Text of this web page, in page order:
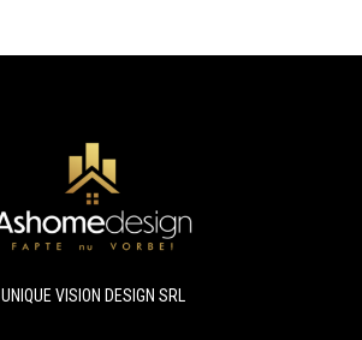
UNIQUE VISION DESIGN SRL